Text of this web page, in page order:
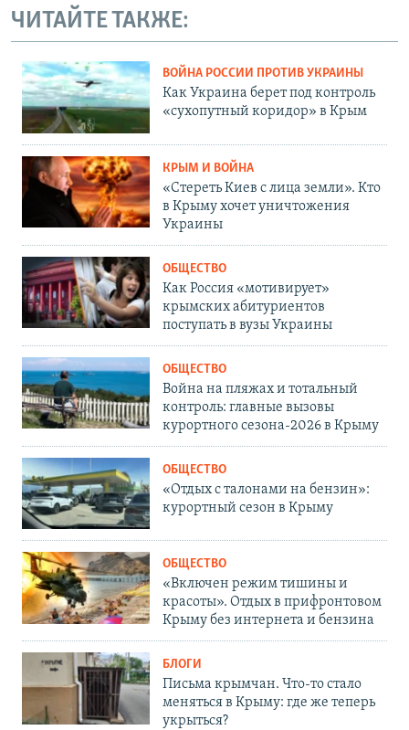
ЧИТАЙТЕ ТАКЖЕ:
ВОЙНА РОССИИ ПРОТИВ УКРАИНЫ
Как Украина берет под контроль
«сухопутный коридор» в Крым
КРЫМ И ВОЙНА
«Стереть Киев с лица земли». Кто
в Крыму хочет уничтожения
Украины
ОБЩЕСТВО
Как Россия «мотивирует»
крымских абитуриентов
поступать в вузы Украины
ОБЩЕСТВО
Война на пляжах и тотальный
контроль: главные вызовы
курортного сезона-2026 в Крыму
ОБЩЕСТВО
«Отдых с талонами на бензин»:
курортный сезон в Крыму
ОБЩЕСТВО
«Включен режим тишины и
красоты». Отдых в прифронтовом
Крыму без интернета и бензина
БЛОГИ
Письма крымчан. Что-то стало
меняться в Крыму: где же теперь
укрыться?